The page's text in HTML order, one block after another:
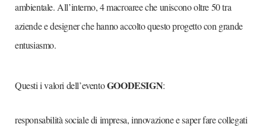
ambientale. All’interno, 4 macroaree che uniscono oltre 50 tra
aziende e designer che hanno accolto questo progetto con grande
entusiasmo.
Questi i valori dell’eventoGOODESIGN:
responsabilità sociale di impresa, innovazione e saper fare collegati